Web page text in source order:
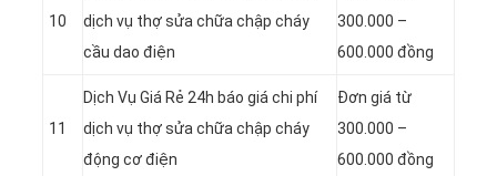
10
dịch vụ thợ sửa chữa chập cháy
cầu dao điện
300.000 –
600.000 đồng
11
Dịch Vụ Giá Rẻ 24h báo giá chi phí
dịch vụ thợ sửa chữa chập cháy
động cơ điện
Đơn giá từ
300.000 –
600.000 đồng